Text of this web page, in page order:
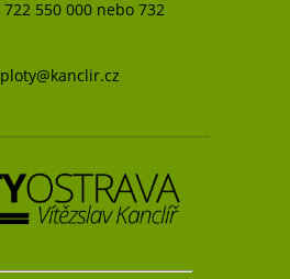
722 550 000 nebo 732
ploty@kanclir.cz